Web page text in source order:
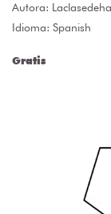
Autora:
Idioma: Spanish
Gratis